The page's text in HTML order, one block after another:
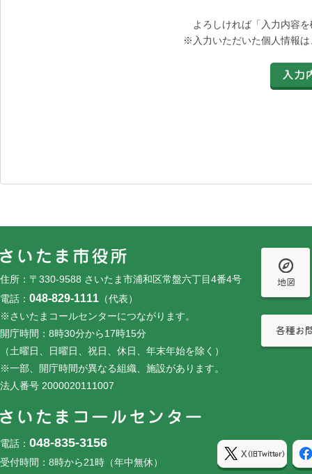
よろしければ「入力内容
※入力いただいた個人情報
住所：〒330-9588 さいたま市浦和区常盤六丁目4番4号
電話： 048-829-1111 （代表）
※さいたまコールセンターにつながります。
開庁時間：8時30分から17時15分
（土曜日、日曜日、祝日、休日、年末年始を除く）
※一部、開庁時間が異なる組織、施設があります。
法人番号 2000020111007
電話： 048-835-3156
受付時間：8時から21時（年中無休）